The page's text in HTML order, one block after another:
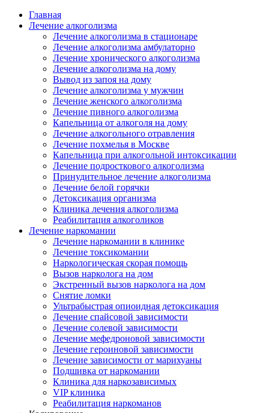
Главная
Лечение алкоголизма
Лечение алкоголизма в стационаре
Лечение алкоголизма амбулаторно
Лечение хронического алкоголизма
Лечение алкоголизма на дому
Вывод из запоя на дому
Лечение алкоголизма у мужчин
Лечение женского алкоголизма
Лечение пивного алкоголизма
Капельница от алкоголя на дому
Лечение алкогольного отравления
Лечение похмелья в Москве
Капельница при алкогольной интоксикации
Лечение подросткового алкоголизма
Принудительное лечение алкоголизма
Лечение белой горячки
Детоксикация организма
Клиника лечения алкоголизма
Реабилитация алкоголиков
Лечение наркомании
Лечение наркомании в клинике
Лечение токсикомании
Наркологическая скорая помощь
Вызов нарколога на дом
Экстренный вызов нарколога на дом
Снятие ломки
Ультрабыстрая опиоидная детоксикация
Лечение спайсовой зависимости
Лечение солевой зависимости
Лечение мефедроновой зависимости
Лечение героиновой зависимости
Лечение зависимости от марихуаны
Подшивка от наркомании
Клиника для наркозависимых
VIP клиника
Реабилитация наркоманов